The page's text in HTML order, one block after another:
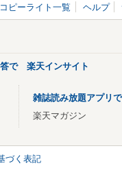
コピーライト一覧 ヘルプ
答で 楽天インサイト
雑誌読み放題アプリ
楽天マガジン
づく表記